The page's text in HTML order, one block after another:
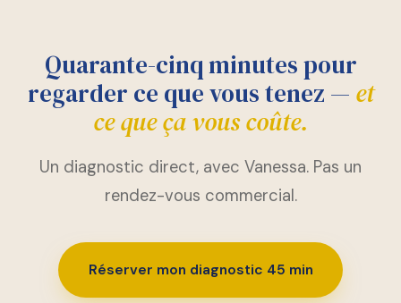
Quarante-cinq minutes pour
regarder ce que vous tenez — et
ce que ça vous coûte.
Un diagnostic direct, avec Vanessa. Pas un
rendez-vous commercial.
Réserver mon diagnostic 45 min